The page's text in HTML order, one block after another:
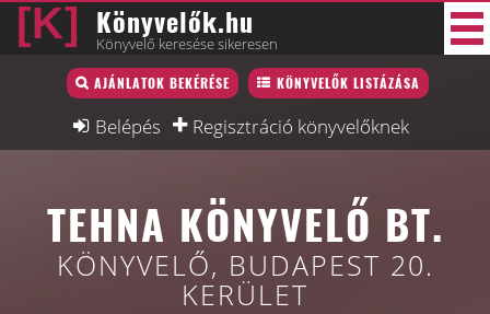
Könyvelők.hu
Könyvelő keresése sikeresen
AJÁNLATOK BEKÉRÉSE KÖNYVELŐK LISTÁZÁSA
Belépés Regisztráció könyvelőknek
Könyvelő lista
Könyvelési munkák
InterjúTEHNA KÖNYVELŐ BT.
KÖNYVELŐ, BUDAPEST 20.
KERÜLET